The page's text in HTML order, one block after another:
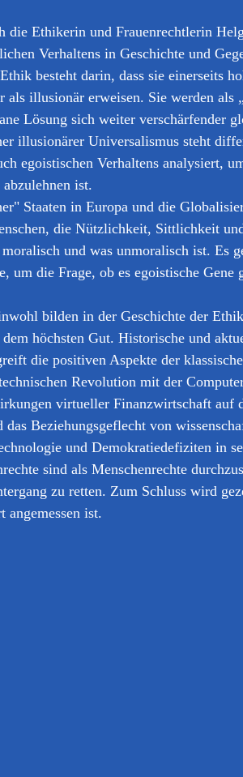
Ethikerin und Frauenrechtlerin
Verhaltens in Geschichte und
besteht darin, dass sie einerseits
illusionär erweisen. Sie werden
Lösung sich weiter verschärfender
illusionärer Universalismus steht
egoistischen Verhaltens analysiert,
ist.
Staaten in Europa und die
die Nützlichkeit, Sittlichkeit
und was unmoralisch ist. Es
die Frage, ob es egoistische
bilden in der Geschichte der
höchsten Gut. Historische und
die positiven Aspekte der
Revolution mit der
virtueller Finanzwirtschaft auf
Beziehungsgeflecht von
und Demokratiedefiziten in
sind als Menschenrechte
zu retten. Zum Schluss wird
angemessen ist.